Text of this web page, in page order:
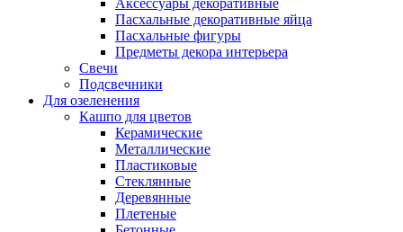
Пасхальные декоративные яйца
Пасхальные фигуры
Предметы декора интерьера
Свечи
Подсвечники
Для озеленения
Кашпо для цветов
Керамические
Металлические
Пластиковые
Стеклянные
Деревянные
Плетеные